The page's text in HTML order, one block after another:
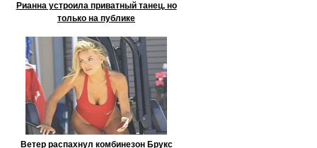
Рианна устроила приватный танец, но
только на публике
Ветер распахнул комбинезон Брукс